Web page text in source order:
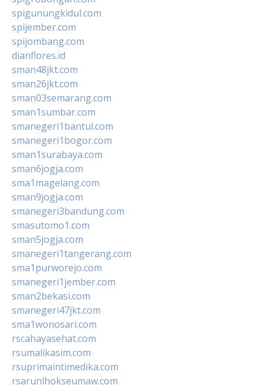
spigunungkidul.com
spijember.com
spijombang.com
dianflores.id
sman48jkt.com
sman26jkt.com
sman03semarang.com
sman1sumbar.com
smanegeri1bantul.com
smanegeri1bogor.com
sman1surabaya.com
sman6jogja.com
sma1magelang.com
sman9jogja.com
smanegeri3bandung.com
smasutomo1.com
sman5jogja.com
smanegeri1tangerang.com
sma1purworejo.com
smanegeri1jember.com
sman2bekasi.com
smanegeri47jkt.com
sma1wonosari.com
rscahayasehat.com
rsumalikasim.com
rsuprimaintimedika.com
rsarunlhokseumaw.com